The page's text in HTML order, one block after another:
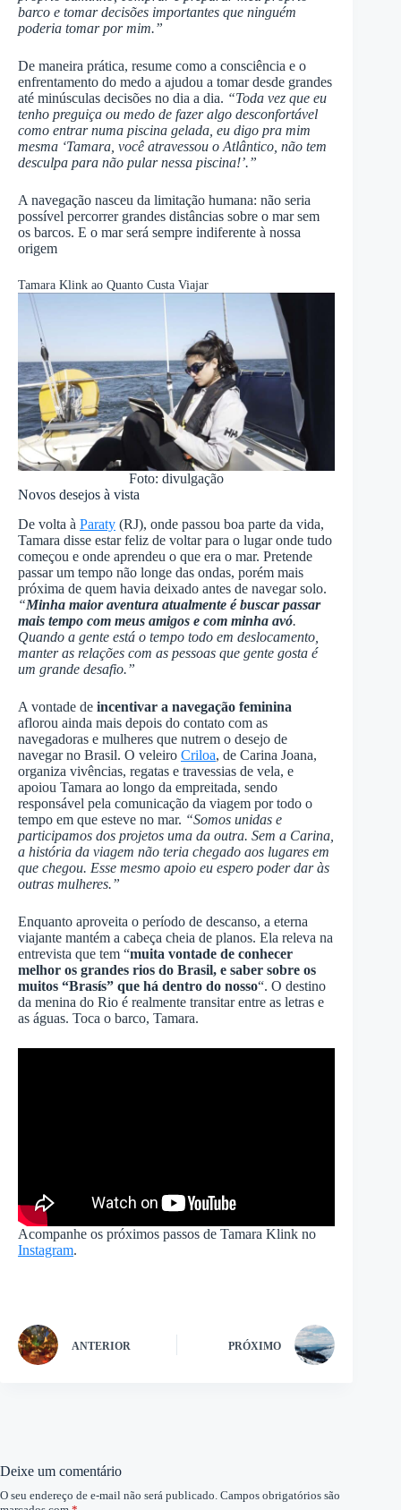
barco e tomar decisões importantes que ninguém
poderia tomar por mim.”
De maneira prática, resume como a consciência e o
enfrentamento do medo a ajudou a tomar desde grandes
até minúsculas decisões no dia a dia. “Toda vez que eu
tenho preguiça ou medo de fazer algo desconfortável
como entrar numa piscina gelada, eu digo pra mim
mesma ‘Tamara, você atravessou o Atlântico, não tem
desculpa para não pular nessa piscina!’.”
A navegação nasceu da limitação humana: não seria
possível percorrer grandes distâncias sobre o mar sem
os barcos. E o mar será sempre indiferente à nossa
origem
Tamara Klink ao Quanto Custa Viajar
Foto: divulgação
Novos desejos à vista
De volta à Paraty (RJ), onde passou boa parte da vida,
Tamara disse estar feliz de voltar para o lugar onde tudo
começou e onde aprendeu o que era o mar. Pretende
passar um tempo não longe das ondas, porém mais
próxima de quem havia deixado antes de navegar solo.
“Minha maior aventura atualmente é buscar passar
mais tempo com meus amigos e com minha avó.
Quando a gente está o tempo todo em deslocamento,
manter as relações com as pessoas que gente gosta é
um grande desafio.”
A vontade de incentivar a navegação feminina
aflorou ainda mais depois do contato com as
navegadoras e mulheres que nutrem o desejo de
navegar no Brasil. O veleiro Criloa, de Carina Joana,
organiza vivências, regatas e travessias de vela, e
apoiou Tamara ao longo da empreitada, sendo
responsável pela comunicação da viagem por todo o
tempo em que esteve no mar. “Somos unidas e
participamos dos projetos uma da outra. Sem a Carina,
a história da viagem não teria chegado aos lugares em
que chegou. Esse mesmo apoio eu espero poder dar às
outras mulheres.”
Enquanto aproveita o período de descanso, a eterna
viajante mantém a cabeça cheia de planos. Ela releva na
entrevista que tem “muita vontade de conhecer
melhor os grandes rios do Brasil, e saber sobre os
muitos “Brasís” que há dentro do nosso“. O destino
da menina do Rio é realmente transitar entre as letras e
as águas. Toca o barco, Tamara.
Acompanhe os próximos passos de Tamara Klink no
Instagram.
ANTERIOR PRÓXIMO
Deixe um comentário
O seu endereço de e-mail não será publicado. Campos obrigatórios são